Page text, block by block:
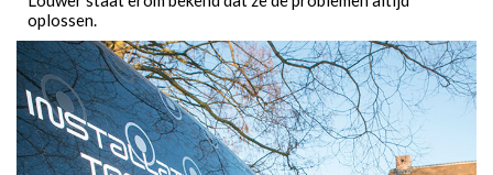
oplossen.